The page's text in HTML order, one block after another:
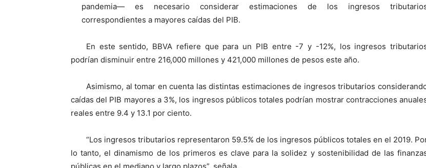
pandemia— es necesario considerar estimaciones de los ingresos
correspondientes a mayores caídas del PIB.
En este sentido, BBVA refiere que para un PIB entre -7 y -12%, los ingresos
podrían disminuir entre 216,000 millones y 421,000 millones de pesos este año.
Asimismo, al tomar en cuenta las distintas estimaciones de ingresos tributarios
caídas del PIB mayores a 3%, los ingresos públicos totales podrían mostrar contracciones
reales entre 9.4 y 13.1 por ciento.
“Los ingresos tributarios representaron 59.5% de los ingresos públicos totales en el 2019.
lo tanto, el dinamismo de los primeros es clave para la solidez y sostenibilidad de las